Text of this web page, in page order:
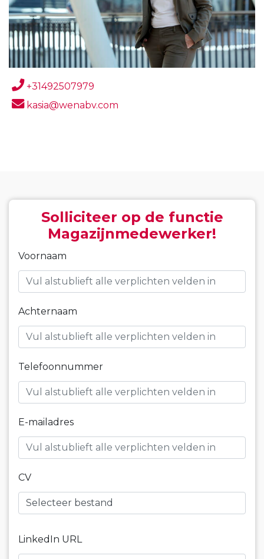
+31492507979
kasia@wenabv.com
Solliciteer op de functie
Magazijnmedewerker!
Voornaam
Achternaam
Telefoonnummer
E-mailadres
CV
Selecteer bestand
LinkedIn URL